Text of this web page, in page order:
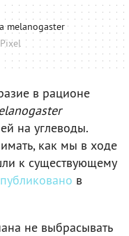
melanogaster
в рационе
на углеводы.
как мы в ходе
к существующему
в
не выбрасывать